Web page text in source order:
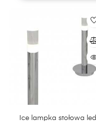
Ice lampka stołowa led